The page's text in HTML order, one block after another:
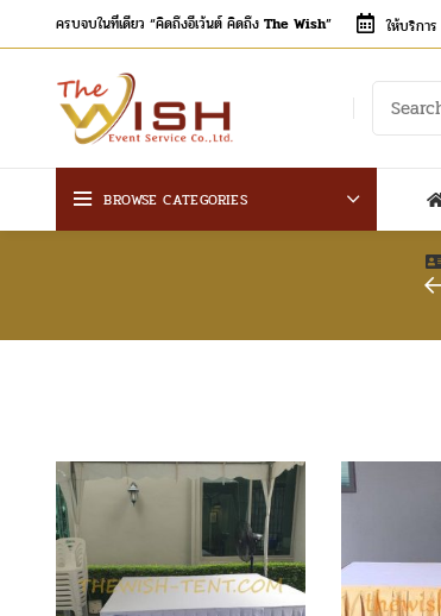
ครบจบในที่เดียว “คิดถึงอีเว้นต์ คิดถึง The Wish” ให้บริกา
BROWSE CATEGORIES